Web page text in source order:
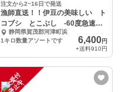
注文から2~16日で発送
漁師直送！！伊豆の美味しい ト
コブシ とこぶし -60度急速冷
凍品静岡県賀茂郡河津町浜
1キロ数量アソートです
6,400円
+送料910円
注
文
受
付
停
止
中